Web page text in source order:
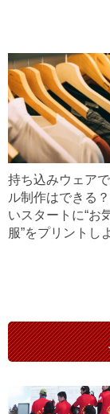
持ち込みウェア
ル制作はできる
いスタートに“お
服”をプリントし